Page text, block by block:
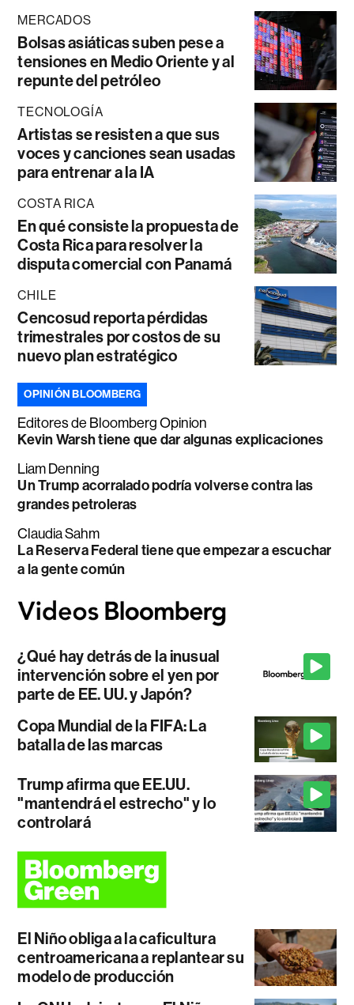
MERCADOS
Bolsas asiáticas suben pese a
tensiones en Medio Oriente y al
repunte del petróleo
TECNOLOGÍA
Artistas se resisten a que sus
voces y canciones sean usadas
para entrenar a la IA
COSTA RICA
En qué consiste la propuesta de
Costa Rica para resolver la
disputa comercial con Panamá
CHILE
Cencosud reporta pérdidas
trimestrales por costos de su
nuevo plan estratégico
OPINIÓN BLOOMBERG
Editores de Bloomberg Opinion
Kevin Warsh tiene que dar algunas explicaciones
Liam Denning
Un Trump acorralado podría volverse contra las
grandes petroleras
Claudia Sahm
La Reserva Federal tiene que empezar a escuchar
a la gente común
¿Qué hay detrás de la inusual
intervención sobre el yen por
parte de EE. UU. y Japón?
Copa Mundial de la FIFA: La
batalla de las marcas
Trump afirma que EE.UU.
"mantendrá el estrecho" y lo
controlará
El Niño obliga a la caficultura
centroamericana a replantear su
modelo de producción